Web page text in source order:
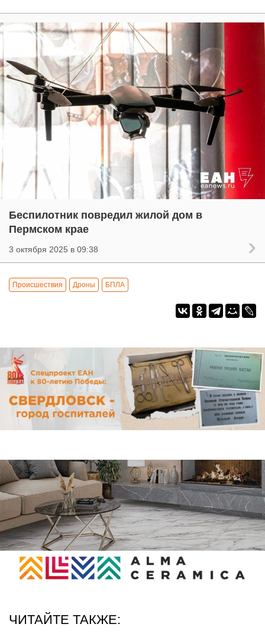
Беспилотник повредил жилой дом в
Пермском крае
3 октября 2025 в 09:38
Происшествия Дроны БПЛА
ЧИТАЙТЕ ТАКЖЕ: